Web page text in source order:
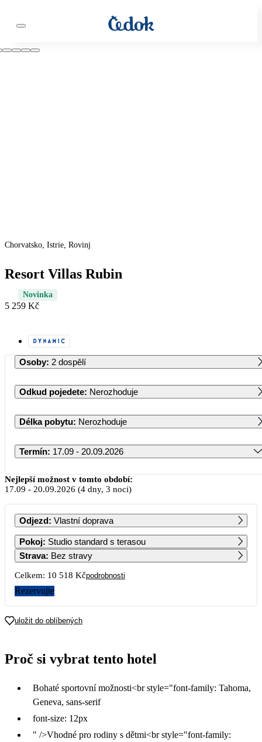
Chorvatsko, Istrie, Rovinj
Resort Villas Rubin
Novinka
5 259 Kč
Osoby: 2 dospělí
Odkud pojedete: Nerozhoduje
Délka pobytu: Nerozhoduje
Termín: 17.09 - 20.09.2026
Září 2026
PO ÚT ST ČT PÁ SO NE
1 2
9 759
3
9 569
4 5 6
7 8 9 10 11 12 13
5 299 5 259
21
28 29 30
Nejlepší možnost v tomto období:
17.09 - 20.09.2026 (4 dny, 3 noci)
Odjezd: Vlastní doprava
Pokoj:
Studio standard s terasou
Strava: Bez stravy
Celkem: 10 518 Kčpodrobnosti
Rezervujte
uložit do oblíbených
Proč si vybrat tento hotel
Bohaté sportovní možnosti<br style="font-family: Tahoma,
Geneva, sans-serif
font-size: 12px
" />Vhodné pro rodiny s dětmi<br style="font-family: